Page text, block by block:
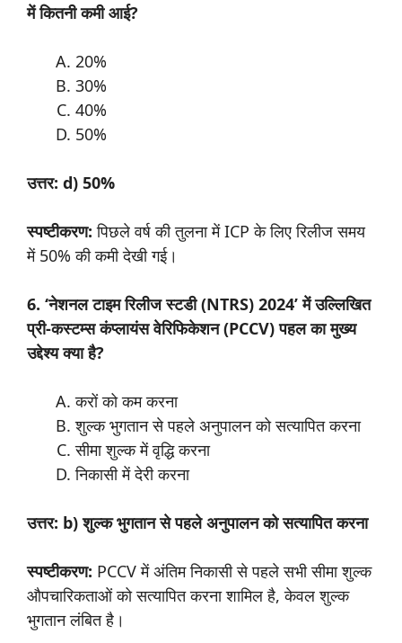
में कितनी कमी आई?
20%
30%
40%
50%
उत्तर: d) 50%
स्पष्टीकरण: पिछले वर्ष की तुलना में ICP के लिए रिलीज समय
में 50% की कमी देखी गई।
6. ‘नेशनल टाइम रिलीज स्टडी (NTRS) 2024’ में उल्लिखित
प्री-कस्टम्स कंप्लायंस वेरिफिकेशन (PCCV) पहल का मुख्य
उद्देश्य क्या है?
करों को कम करना
शुल्क भुगतान से पहले अनुपालन को सत्यापित करना
सीमा शुल्क में वृद्धि करना
निकासी में देरी करना
उत्तर: b) शुल्क भुगतान से पहले अनुपालन को सत्यापित करना
स्पष्टीकरण: PCCV में अंतिम निकासी से पहले सभी सीमा शुल्क
औपचारिकताओं को सत्यापित करना शामिल है, केवल शुल्क
भुगतान लंबित है।